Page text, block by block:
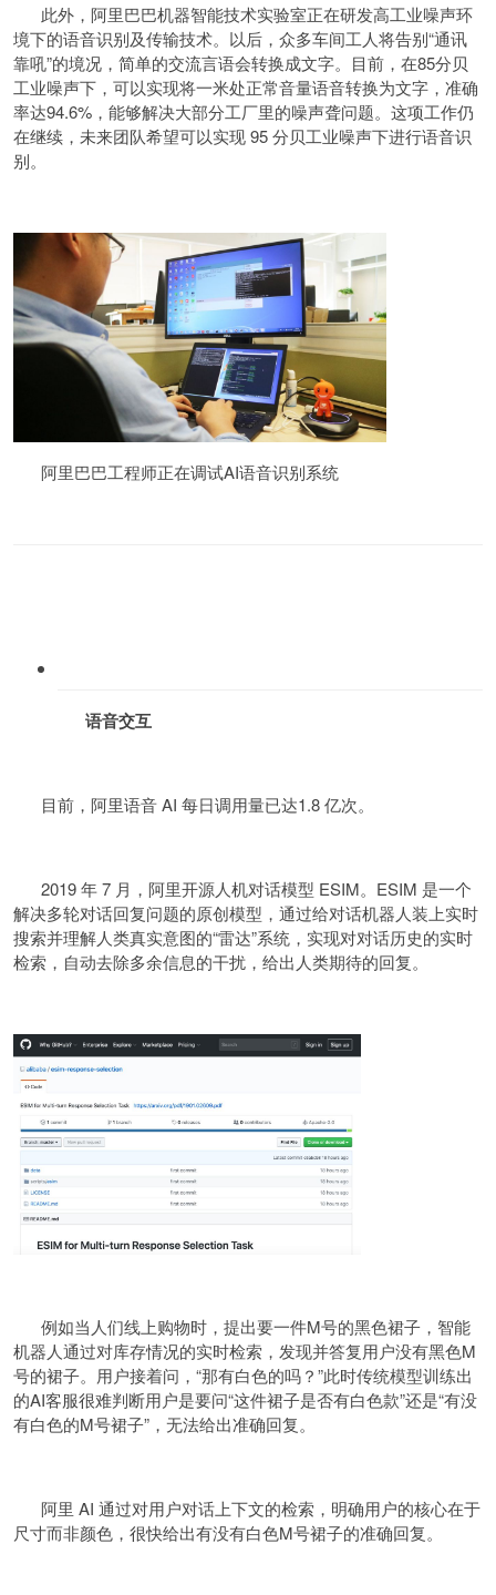
此外，阿里巴巴机器智能技术实验室正在研发高工业噪声环
境下的语音识别及传输技术。以后，众多车间工人将告别“通讯
靠吼”的境况，简单的交流言语会转换成文字。目前，在85分贝
工业噪声下，可以实现将一米处正常音量语音转换为文字，准确
率达94.6%，能够解决大部分工厂里的噪声聋问题。这项工作仍
在继续，未来团队希望可以实现 95 分贝工业噪声下进行语音识
别。
阿里巴巴工程师正在调试AI语音识别系统
语音交互
目前，阿里语音 AI 每日调用量已达1.8 亿次。
2019 年 7 月，阿里开源人机对话模型 ESIM。ESIM 是一个
解决多轮对话回复问题的原创模型，通过给对话机器人装上实时
搜索并理解人类真实意图的“雷达”系统，实现对对话历史的实时
检索，自动去除多余信息的干扰，给出人类期待的回复。
例如当人们线上购物时，提出要一件M号的黑色裙子，智能
机器人通过对库存情况的实时检索，发现并答复用户没有黑色M
号的裙子。用户接着问，“那有白色的吗？”此时传统模型训练出
的AI客服很难判断用户是要问“这件裙子是否有白色款”还是“有没
有白色的M号裙子”，无法给出准确回复。
阿里 AI 通过对用户对话上下文的检索，明确用户的核心在于
尺寸而非颜色，很快给出有没有白色M号裙子的准确回复。